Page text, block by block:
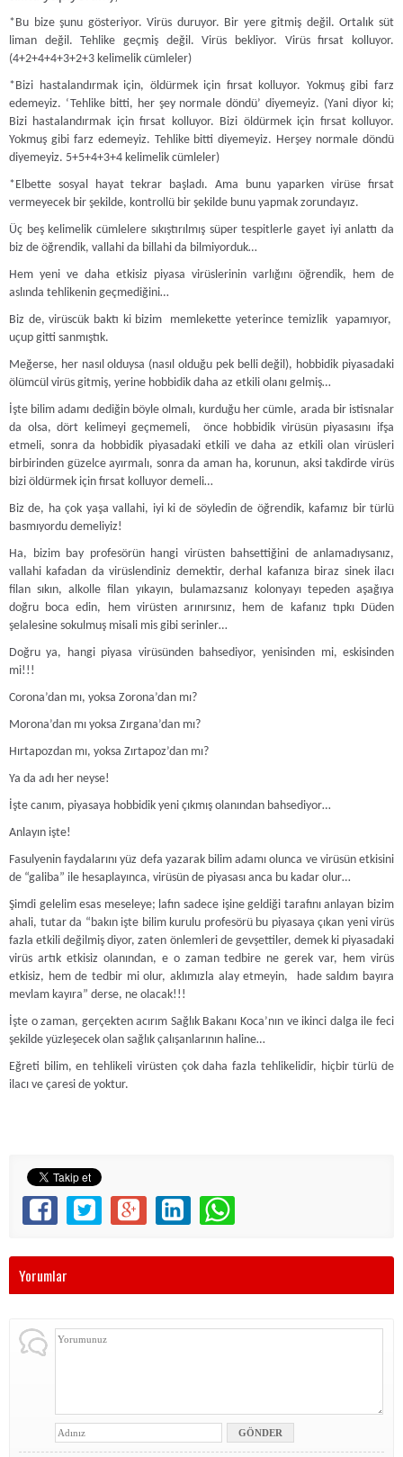
*Bu bize şunu gösteriyor. Virüs duruyor. Bir yere gitmiş değil. Ortalık süt
liman değil. Tehlike geçmiş değil. Virüs bekliyor. Virüs fırsat kolluyor.
(4+2+4+4+3+2+3 kelimelik cümleler)
*Bizi hastalandırmak için, öldürmek için fırsat kolluyor. Yokmuş gibi farz
edemeyiz. ‘Tehlike bitti, her şey normale döndü’ diyemeyiz. (Yani diyor ki;
Bizi hastalandırmak için fırsat kolluyor. Bizi öldürmek için fırsat kolluyor.
Yokmuş gibi farz edemeyiz. Tehlike bitti diyemeyiz. Herşey normale döndü
diyemeyiz. 5+5+4+3+4 kelimelik cümleler)
*Elbette sosyal hayat tekrar başladı. Ama bunu yaparken virüse fırsat
vermeyecek bir şekilde, kontrollü bir şekilde bunu yapmak zorundayız.
Üç beş kelimelik cümlelere sıkıştırılmış süper tespitlerle gayet iyi anlattı da
biz de öğrendik, vallahi da billahi da bilmiyorduk…
Hem yeni ve daha etkisiz piyasa virüslerinin varlığını öğrendik, hem de
aslında tehlikenin geçmediğini…
Biz de, virüscük baktı ki bizim memlekette yeterince temizlik yapamıyor,
uçup gitti sanmıştık.
Meğerse, her nasıl olduysa (nasıl olduğu pek belli değil), hobbidik piyasadaki
ölümcül virüs gitmiş, yerine hobbidik daha az etkili olanı gelmiş…
İşte bilim adamı dediğin böyle olmalı, kurduğu her cümle, arada bir istisnalar
da olsa, dört kelimeyi geçmemeli, önce hobbidik virüsün piyasasını ifşa
etmeli, sonra da hobbidik piyasadaki etkili ve daha az etkili olan virüsleri
birbirinden güzelce ayırmalı, sonra da aman ha, korunun, aksi takdirde virüs
bizi öldürmek için fırsat kolluyor demeli…
Biz de, ha çok yaşa vallahi, iyi ki de söyledin de öğrendik, kafamız bir türlü
basmıyordu demeliyiz!
Ha, bizim bay profesörün hangi virüsten bahsettiğini de anlamadıysanız,
vallahi kafadan da virüslendiniz demektir, derhal kafanıza biraz sinek ilacı
filan sıkın, alkolle filan yıkayın, bulamazsanız kolonyayı tepeden aşağıya
doğru boca edin, hem virüsten arınırsınız, hem de kafanız tıpkı Düden
şelalesine sokulmuş misali mis gibi serinler…
Doğru ya, hangi piyasa virüsünden bahsediyor, yenisinden mi, eskisinden
mi!!!
Corona’dan mı, yoksa Zorona’dan mı?
Morona’dan mı yoksa Zırgana’dan mı?
Hırtapozdan mı, yoksa Zırtapoz’dan mı?
Ya da adı her neyse!
İşte canım, piyasaya hobbidik yeni çıkmış olanından bahsediyor…
Anlayın işte!
Fasulyenin faydalarını yüz defa yazarak bilim adamı olunca ve virüsün etkisini
de “galiba” ile hesaplayınca, virüsün de piyasası anca bu kadar olur…
Şimdi gelelim esas meseleye; lafın sadece işine geldiği tarafını anlayan bizim
ahali, tutar da “bakın işte bilim kurulu profesörü bu piyasaya çıkan yeni virüs
fazla etkili değilmiş diyor, zaten önlemleri de gevşettiler, demek ki piyasadaki
virüs artık etkisiz olanından, e o zaman tedbire ne gerek var, hem virüs
etkisiz, hem de tedbir mi olur, aklımızla alay etmeyin, hade saldım bayıra
mevlam kayıra” derse, ne olacak!!!
İşte o zaman, gerçekten acırım Sağlık Bakanı Koca’nın ve ikinci dalga ile feci
şekilde yüzleşecek olan sağlık çalışanlarının haline…
Eğreti bilim, en tehlikeli virüsten çok daha fazla tehlikelidir, hiçbir türlü de
ilacı ve çaresi de yoktur.
Yorumlar